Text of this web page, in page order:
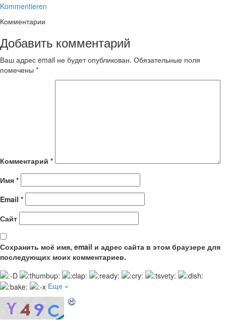
Kommentieren
Комментарии
Добавить комментарий
Ваш адрес email не будет опубликован. Обязательные поля
помечены *
Комментарий *
Имя *
Email *
Сайт
Сохранить моё имя, email и адрес сайта в этом браузере для
последующих моих комментариев.
Еще »